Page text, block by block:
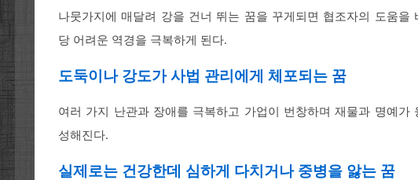
나뭇가지에 매달려 강을 건너 뛰는 꿈을 꾸게되면 협조자의 도움을
당 어려운 역경을 극복하게 된다.
도둑이나 강도가 사법 관리에게 체포되는 꿈
여러 가지 난관과 장애를 극복하고 가업이 번창하며 재물과 명예가
성해진다.
실제로는 건강한데 심하게 다치거나 중병을 앓는 꿈